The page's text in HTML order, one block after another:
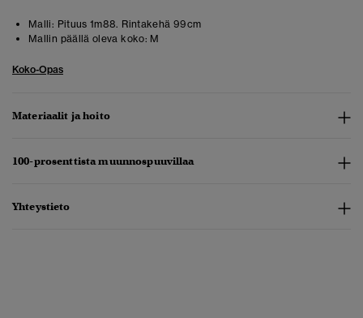
Malli: Pituus 1m88. Rintakehä 99cm
Mallin päällä oleva koko: M
Koko-Opas
Materiaalit ja hoito
100-prosenttista muunnospuuvillaa
Yhteystieto